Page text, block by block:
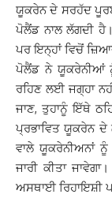
ਯੂਕਰੇਨ ਦੇ ਸਰਹੱਦ
ਪੋਲੈਂਡ ਨਾਲ ਲੱਗਦੀ
ਪਰ ਇਨ੍ਹਾਂ ਵਿਚੋਂ
ਪੋਲੈਂਡ ਨੇ ਯੂਕਰੇਨੀਆਂ
ਰਹਿਣ ਲਈ ਜਗ੍ਹਾ
ਜਾਣ, ਤੁਹਾਨੂੰ ਇੱਥੇ
ਪ੍ਰਭਾਵਿਤ ਯੂਕਰੇਨ
ਵਾਲੇ ਯੂਕਰੇਨੀਅਨਾਂ
ਜਾਰੀ ਕੀਤਾ
ਅਸਥਾਈ ਰਿਹਾਇਸ਼ੀ